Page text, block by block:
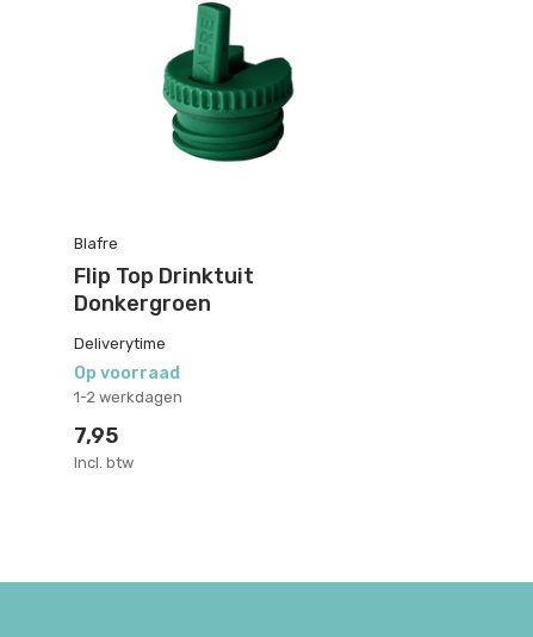
Blafre
Flip Top Drinktuit
Donkergroen
Deliverytime
Op voorraad
1-2 werkdagen
7,95
Incl. btw